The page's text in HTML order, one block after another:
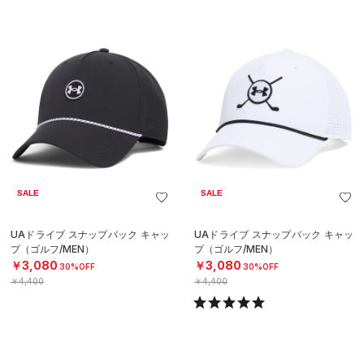
SALE
UAドライブ スナップバック キャッ
プ（ゴルフ/MEN）
￥3,080 30%OFF
￥4,400
SALE
UAドライブ スナップバック キャッ
プ（ゴルフ/MEN）
￥3,080 30%OFF
￥4,400